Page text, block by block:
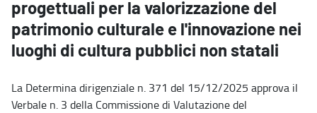
progettuali per la valorizzazione del
patrimonio culturale e l'innovazione nei
luoghi di cultura pubblici non statali
La Determina dirigenziale n. 371 del 15/12/2025 approva il
Verbale n. 3 della Commissione di Valutazione del